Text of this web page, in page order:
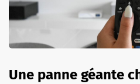
Une panne géante